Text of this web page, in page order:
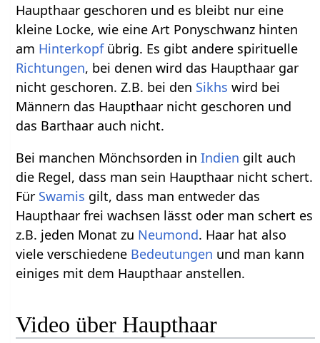
Haupthaar geschoren und es bleibt nur eine
kleine Locke, wie eine Art Ponyschwanz hinten
am Hinterkopfübrig. Es gibt andere spirituelle
Richtungen, bei denen wird das Haupthaar gar
nicht geschoren. Z.B. bei den Sikhs wird bei
Männern das Haupthaar nicht geschoren und
das Barthaar auch nicht.
Bei manchen Mönchsorden inIndien gilt auch
die Regel, dass man sein Haupthaar nicht schert.
Für Swamis gilt, dass man entweder das
Haupthaar frei wachsen lässt oder man schert es
z.B. jeden Monat zu Neumond. Haar hat also
viele verschiedene Bedeutungen und man kann
einiges mit dem Haupthaar anstellen.